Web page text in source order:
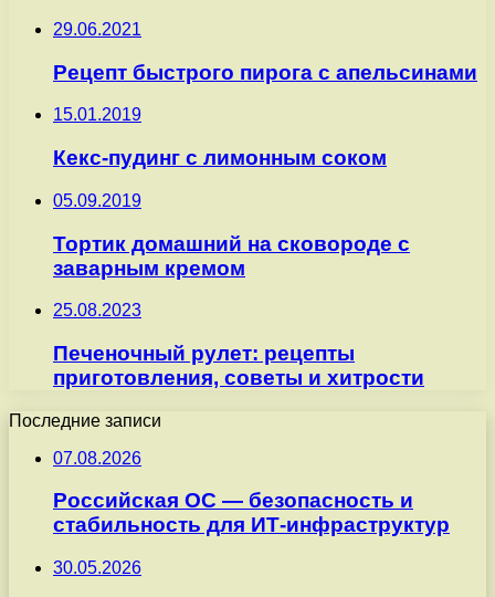
29.06.2021
Рецепт быстрого пирога с апельсинами
15.01.2019
Кекс-пудинг с лимонным соком
05.09.2019
Тортик домашний на сковороде с
заварным кремом
25.08.2023
Печеночный рулет: рецепты
приготовления, советы и хитрости
Последние записи
07.08.2026
Российская ОС — безопасность и
стабильность для ИТ-инфраструктур
30.05.2026